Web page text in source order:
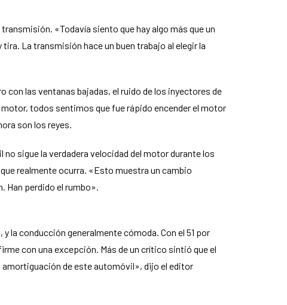
«Todavía siento que hay algo más que un
La transmisión hace un buen trabajo al elegir la
con las ventanas bajadas, el ruido de los inyectores de
todos sentimos que fue rápido encender el motor
son los reyes.
sigue la verdadera velocidad del motor durante los
realmente ocurra. «Esto muestra un cambio
Han perdido el rumbo».
la conducción generalmente cómoda. Con el 51 por
con una excepción. Más de un crítico sintió que el
de este automóvil», dijo el editor